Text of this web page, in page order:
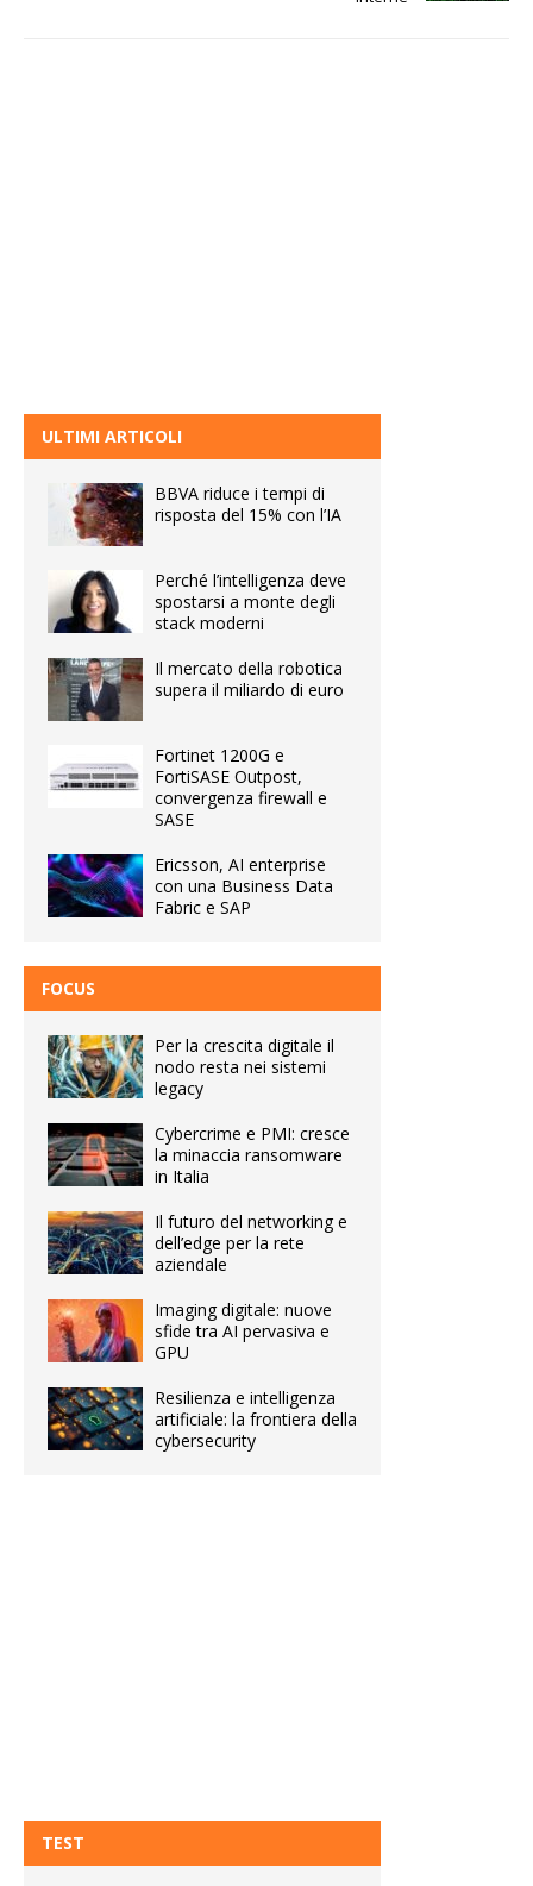
ULTIMI ARTICOLI
BBVA riduce i tempi di
risposta del 15% con l’IA
Perché l’intelligenza deve
spostarsi a monte degli
stack moderni
Il mercato della robotica
supera il miliardo di euro
Fortinet 1200G e
FortiSASE Outpost,
convergenza firewall e
SASE
Ericsson, AI enterprise
con una Business Data
Fabric e SAP
FOCUS
Per la crescita digitale il
nodo resta nei sistemi
legacy
Cybercrime e PMI: cresce
la minaccia ransomware
in Italia
Il futuro del networking e
dell’edge per la rete
aziendale
Imaging digitale: nuove
sfide tra AI pervasiva e
GPU
Resilienza e intelligenza
artificiale: la frontiera della
cybersecurity
TEST